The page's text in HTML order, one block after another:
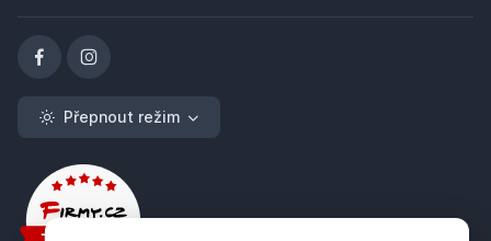
Přepnout režim